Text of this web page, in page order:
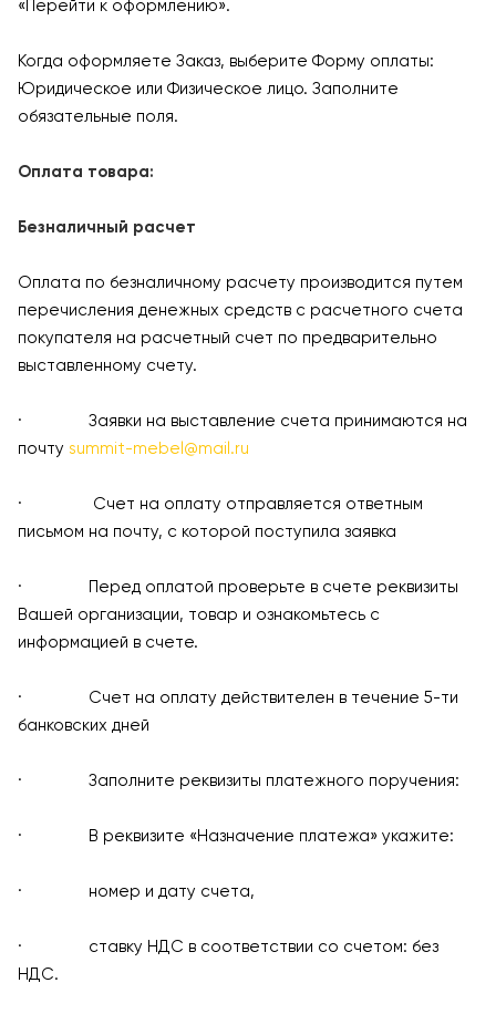
«Перейти к оформлению».
Когда оформляете Заказ, выберите Форму оплаты:
Юридическое или Физическое лицо. Заполните
обязательные поля.
Оплата товара:
Безналичный расчет
Оплата по безналичному расчету производится путем
перечисления денежных средств с расчетного счета
покупателя на расчетный счет по предварительно
выставленному счету.
· Заявки на выставление счета принимаются на
почту summit-mebel@mail.ru
· Счет на оплату отправляется ответным
письмом на почту, с которой поступила заявка
· Перед оплатой проверьте в счете реквизиты
Вашей организации, товар и ознакомьтесь с
информацией в счете.
· Счет на оплату действителен в течение 5-ти
банковских дней
· Заполните реквизиты платежного поручения:
· В реквизите «Назначение платежа» укажите:
· номер и дату счета,
· ставку НДС в соответствии со счетом: без
НДС.